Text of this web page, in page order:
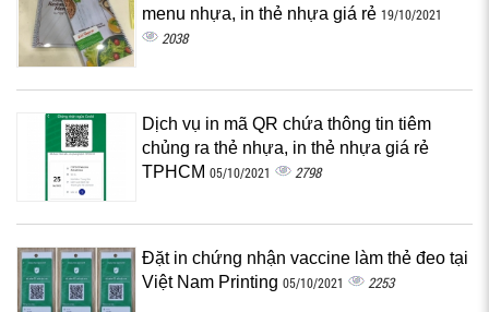
menu nhựa, in thẻ nhựa giá rẻ 19/10/2021
2038
Dịch vụ in mã QR chứa thông tin tiêm
chủng ra thẻ nhựa, in thẻ nhựa giá rẻ
TPHCM 05/10/2021 2798
Đặt in chứng nhận vaccine làm thẻ đeo tại
Việt Nam Printing 05/10/2021 2253